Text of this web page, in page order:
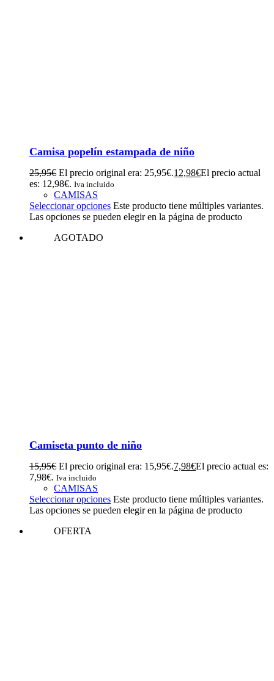
Camisa popelín estampada de niño
25,95€ El precio original era: 25,95€.12,98€El precio actual
es: 12,98€. Iva incluido
CAMISAS
Seleccionar opciones Este producto tiene múltiples variantes.
Las opciones se pueden elegir en la página de producto
AGOTADO
Camiseta punto de niño
15,95€ El precio original era: 15,95€.7,98€El precio actual es:
7,98€. Iva incluido
CAMISAS
Seleccionar opciones Este producto tiene múltiples variantes.
Las opciones se pueden elegir en la página de producto
OFERTA